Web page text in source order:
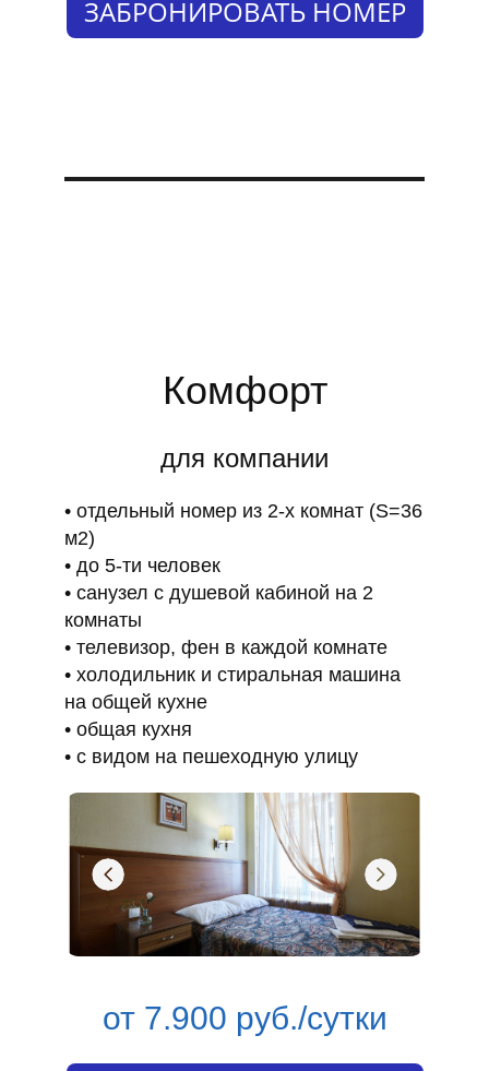
ЗАБРОНИРОВАТЬ НОМЕР
Комфорт
для компании
отдельный номер из 2-х комнат (S=36
м2)
до 5-ти человек
санузел с душевой кабиной на 2
комнаты
телевизор, фен в каждой комнате
холодильник и стиральная машина
на общей кухне
общая кухня
с видом на пешеходную улицу
от 7.900 руб./сутки